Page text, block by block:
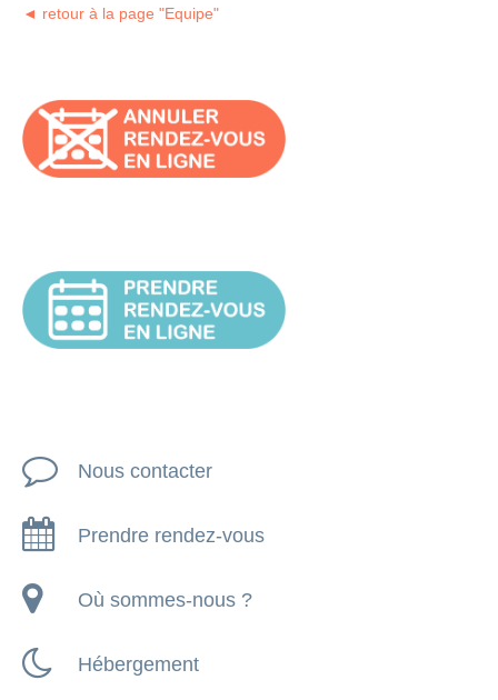
◄ retour à la page "Equipe"
Nous contacter
Prendre rendez-vous
Où sommes-nous ?
Hébergement